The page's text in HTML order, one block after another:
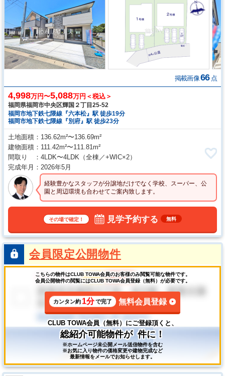
掲載画像66 点
4,998万円〜5,088万円＜税込＞
福岡県福岡市中央区輝国２丁目25-52
福岡市地下鉄七隈線『六本松』駅 徒歩19分
福岡市地下鉄七隈線『別府』駅 徒歩23分
土地面積
136.62m²〜136.69m²
建物面積
111.42m²〜111.81m²
間取り
4LDK〜4LDK （全棟／+WIC×2）
完成年月
2026年5月
経験豊かなスタッフが分譲地だけでなく学校、スーパー、公
園と周辺環境も合わせてご案内致します。
その場で確定！ 見学予約する 無料
会員限定公開物件
こちらの物件はCLUB TOWA会員のお客様のみ閲覧可能な物件です。
会員公開物件の閲覧にはCLUB TOWA会員登録（無料）が必要です。
カンタン約 1分で完了 無料会員登録
CLUB TOWA会員（無料）にご登録頂くと、
総紹介可能物件が 件に！
※ホームページ未公開メール送信物件を含む
※お気に入り物件の価格変更や建物完成など
最新情報をメールでお知らせします。